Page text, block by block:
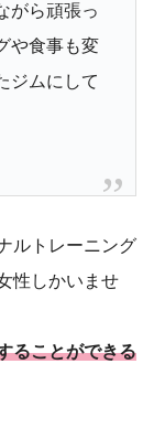
がら頑張っ
や食事も変
ジムにして
ルトレーニング
性しかいませ
ることができる